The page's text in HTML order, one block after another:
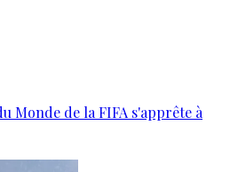
Monde de la FIFA s'apprête à